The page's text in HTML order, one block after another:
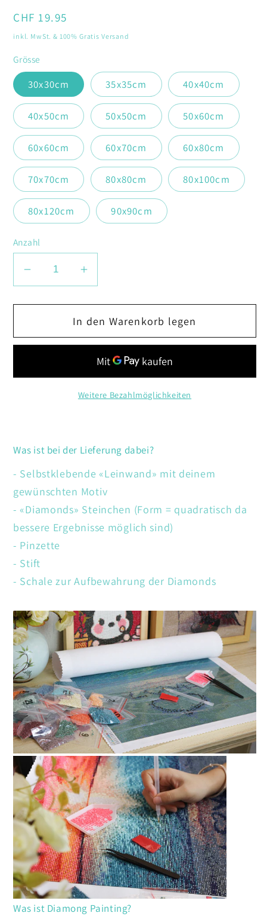
Normaler
Preis
CHF 19.95
inkl. MwSt. & 100% Gratis Versand
Grösse
30x30cm 35x35cm 40x40cm
40x50cm 50x50cm 50x60cm
60x60cm 60x70cm 60x80cm
70x70cm 80x80cm 80x100cm
80x120cm 90x90cm
Anzahl
Verringere
Menge
Sonnenblumen
Erhöhe
Menge
für
Sonnenblumen
In den Warenkorb legen
Weitere Bezahlmöglichkeiten
Was ist bei der Lieferung dabei?
- Selbstklebende «Leinwand» mit deinem
gewünschten Motiv
- «Diamonds» Steinchen (Form = quadratisch da
bessere Ergebnisse möglich sind)
- Pinzette
- Stift
- Schale zur Aufbewahrung der Diamonds
Was ist Diamong Painting?